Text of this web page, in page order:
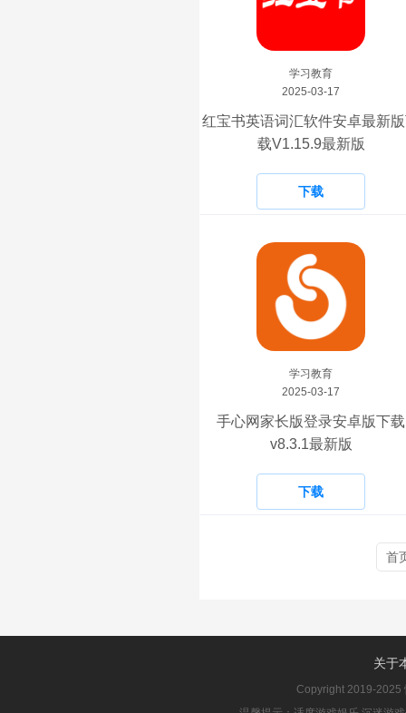
学习教育
2025-03-17
红宝书英语词汇软件安卓最新
载V1.15.9最新版
下载
学习教育
2025-03-17
手心网家长版登录安卓版下载
v8.3.1最新版
下载
首
关于
Copyright 2019-2025